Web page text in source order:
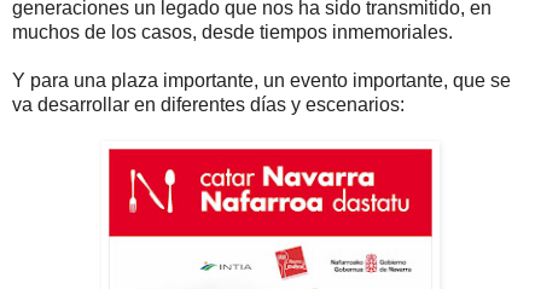
generaciones un legado que nos ha sido transmitido, en
muchos de los casos, desde tiempos inmemoriales.
Y para una plaza importante, un evento importante, que se
va desarrollar en diferentes días y escenarios: